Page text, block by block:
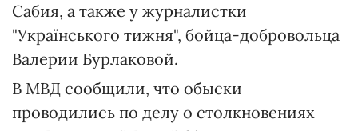
Сабия, а также у журналистки
"Українського тижня", бойца-добровольца
Валерии Бурлаковой.
В МВД сообщили, что обыски
проводились по делу о столкновениях